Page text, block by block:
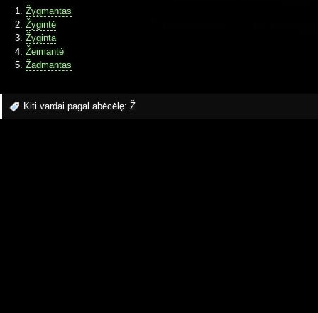
Žygmantas
Žygintė
Žyginta
Žeimantė
Žadmantas
Kiti vardai pagal abėcėlę: Ž